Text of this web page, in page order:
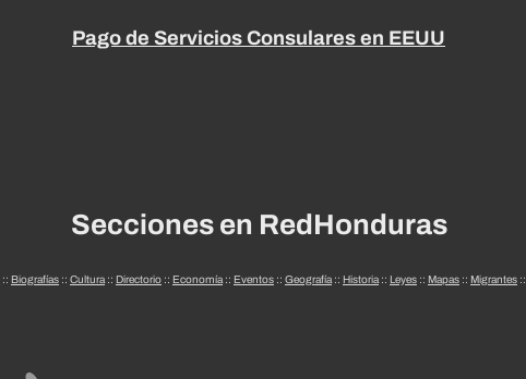
Pago de Servicios Consulares en EEUU
Secciones en RedHonduras
:: Biografías :: Cultura :: Directorio :: Economía :: Eventos :: Geografía :: Historia :: Leyes :: Mapas :: Migrantes ::